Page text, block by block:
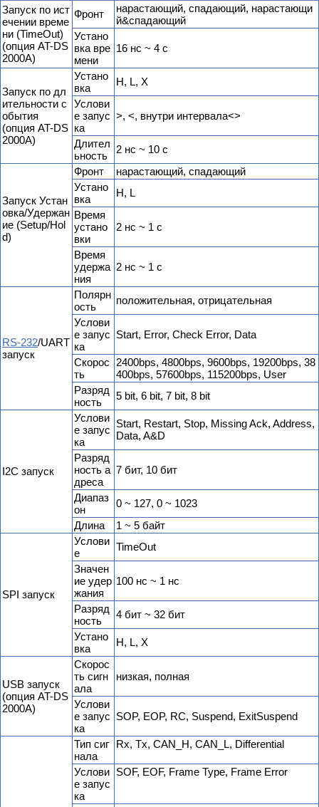
Запуск по ист
ечении време
ни (TimeOut)
(опция AT-DS
2000A)
Фронт
нарастающий, спадающий, нарастающи
й&спадающий
Устано
вка вре
мени
16 нс ~ 4 с
Запуск по дл
ительности с
обытия
(опция AT-DS
2000A)
Устано
вка
H, L, X
Услови
е запус
ка
>, <, внутри интервала<>
Длител
ьность
2 нс ~ 10 с
Запуск Устан
овка/Удержан
ие (Setup/Hol
d)
Фронт
нарастающий, спадающий
Устано
вка
H, L
Время
устано
вки
2 нс ~ 1 с
Время
удержа
ния
2 нс ~ 1 с
RS-232/UART
запуск
Полярн
ость
положительная, отрицательная
Услови
е запус
ка
Start, Error, Check Error, Data
Скорос
ть
2400bps, 4800bps, 9600bps, 19200bps, 38
400bps, 57600bps, 115200bps, User
Разряд
ность
5 bit, 6 bit, 7 bit, 8 bit
I2C запуск
Услови
е запус
ка
Start, Restart, Stop, Missing Ack, Address,
Data, A&D
Разряд
ность а
дреса
7 бит, 10 бит
Диапаз
он
0 ~ 127, 0 ~ 1023
Длина
1 ~ 5 байт
SPI запуск
Услови
е
TimeOut
Значен
ие удер
жания
100 нс ~ 1 нс
Разряд
ность
4 бит ~ 32 бит
Устано
вка
H, L, X
USB запуск
(опция AT-DS
2000A)
Скорос
ть сигн
ала
низкая, полная
Услови
е запус
ка
SOP, EOP, RC, Suspend, ExitSuspend
Тип сиг
нала
Rx, Tx, CAN_H, CAN_L, Differential
Услови
е запус
ка
SOF, EOF, Frame Type, Frame Error